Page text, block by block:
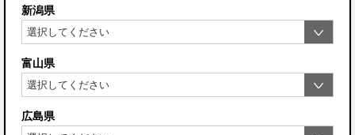
新潟県
富山県
広島県